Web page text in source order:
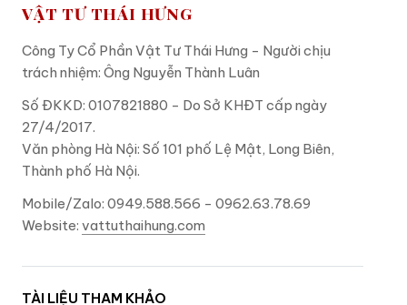
VẬT TƯ THÁI HƯNG
Công Ty Cổ Phần Vật Tư Thái Hưng - Người chịu
trách nhiệm: Ông Nguyễn Thành Luân
Số ĐKKD: 0107821880 - Do Sở KHĐT cấp ngày
27/4/2017.
Văn phòng Hà Nội: Số 101 phố Lệ Mật, Long Biên,
Thành phố Hà Nội.
Mobile/Zalo: 0949.588.566 - 0962.63.78.69
Website: vattuthaihung.com
TÀI LIỆU THAM KHẢO